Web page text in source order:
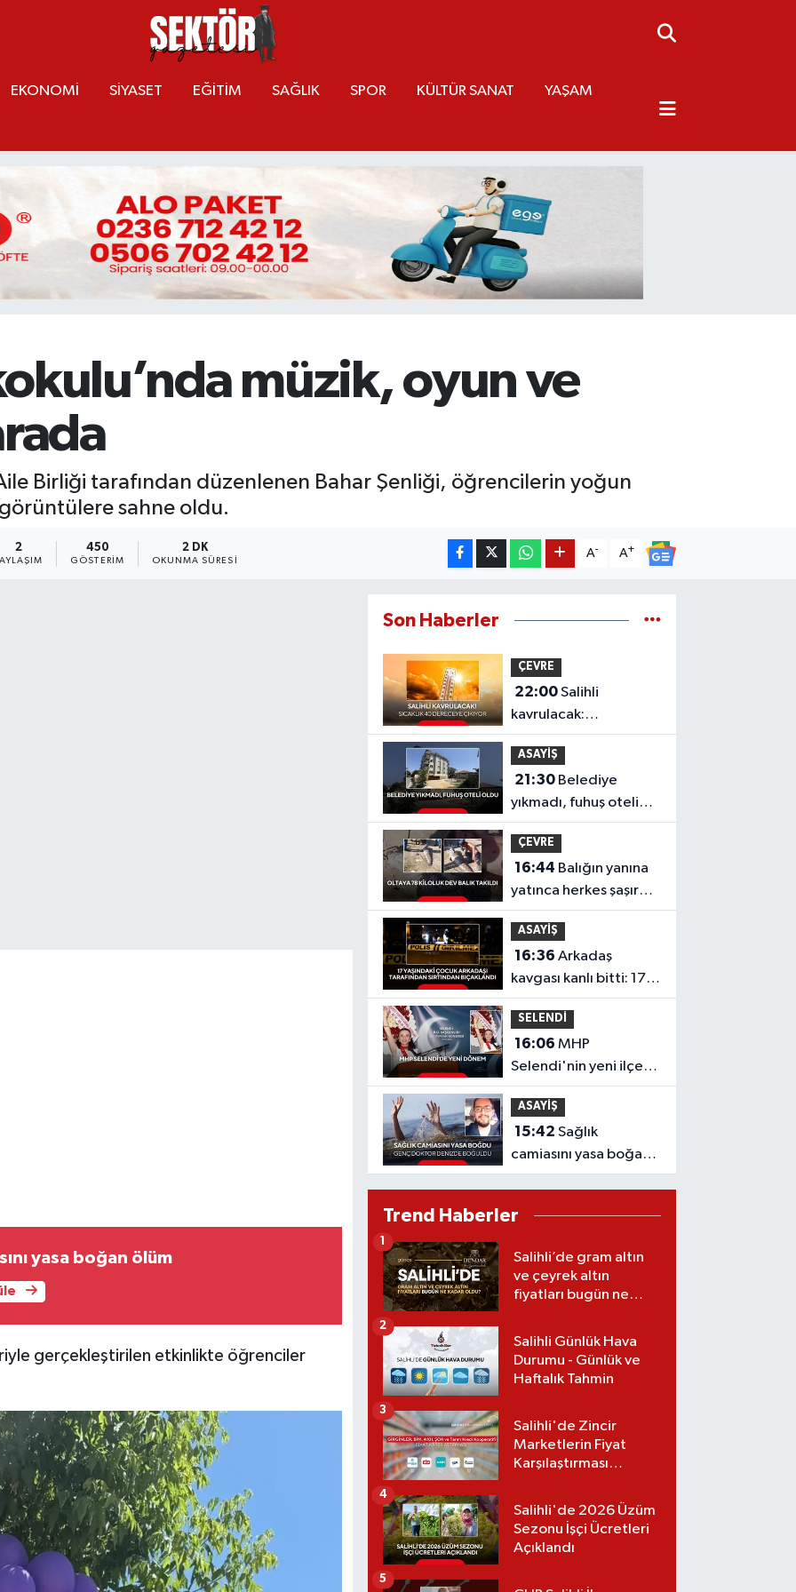
EKONOMİ SİYASET EĞİTİM SAĞLIK SPOR KÜLTÜR SANAT YAŞAM
müzik, oyun ve
Birliği tarafından düzenlenen Bahar Şenliği, öğrencilerin yoğun
görüntülere sahne oldu.
2 450
GÖSTERIM
2 DK
OKUNMA SÜRESI
A- A+
yasa boğan ölüm
gerçekleştirilen etkinlikte öğrenciler
Son Haberler
ÇEVRE
22:00Salihli
kavrulacak:
Termometreler 40
dereceyi gösterecek
ASAYİŞ
21:30
yıkmadı, fuhuş oteli
oldu
ÇEVRE
16:44
yatınca herkes şaşırdı!
Oltaya takılan 190
santimlik dev yayın
balığı
ASAYİŞ
16:36 Arkadaş
kavgası kanlı bitti: 17
yaşındaki çocuk
sırtından bıçaklandı
SELENDİ
16:06 MHP
Selendi'nin yeni ilçe
başkanı Hafize Gürcan
oldu
ASAYİŞ
15:42 Sağlık
camiasını yasa boğan
acı haber: Genç
boğuldu
Trend Haberler
Salihli’de gram altın
ve çeyrek altın
fiyatları bugün ne
(06.08.2026)
1
Salihli Günlük Hava
Durumu - Günlük ve
Haftalık Tahmin
2
Salihli'de Zincir
Marketlerin Fiyat
Karşılaştırması
3
Salihli'de 2026 Üzüm
Sezonu İşçi Ücretleri
Açıklandı
4
5